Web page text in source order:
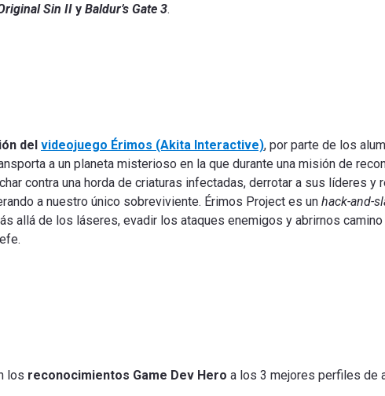
Sin II y Baldur’s Gate 3.
del videojuego Érimos (Akita Interactive), por parte de los
a un planeta misterioso en la que durante una misión de
contra una horda de criaturas infectadas, derrotar a sus líderes y
a nuestro único sobreviviente. Érimos Project es un hack-and-
allá de los láseres, evadir los ataques enemigos y abrirnos
los reconocimientos Game Dev Hero a los 3 mejores perfiles de